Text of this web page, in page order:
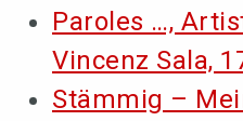
Paroles …,
Vincenz Sala,
Stämmig –